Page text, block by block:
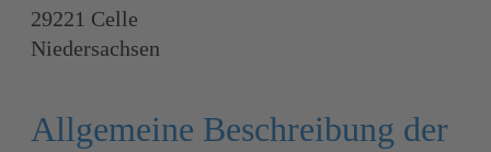
29221 Celle
Niedersachsen
Allgemeine Beschreibung der